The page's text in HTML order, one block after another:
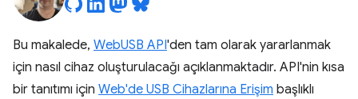
Bu makalede, WebUSB API'den tam olarak yararlanmak
için nasıl cihaz oluşturulacağı açıklanmaktadır. API'nin kısa
bir tanıtımı için Web'de USB Cihazlarına Erişim başlıklı